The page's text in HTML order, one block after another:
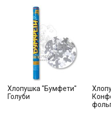
Хлопушка "Бумфети"
Голуби